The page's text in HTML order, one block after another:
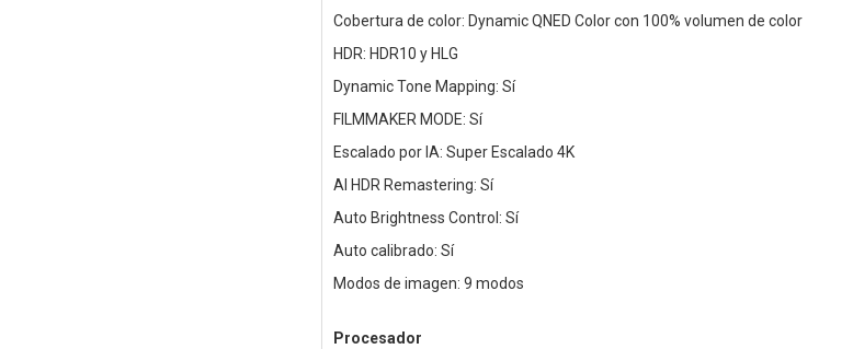
Cobertura de color: Dynamic QNED Color con 100% volumen de color
HDR: HDR10 y HLG
Dynamic Tone Mapping: Sí
FILMMAKER MODE: Sí
Escalado por IA: Super Escalado 4K
AI HDR Remastering: Sí
Auto Brightness Control: Sí
Auto calibrado: Sí
Modos de imagen: 9 modos
Procesador